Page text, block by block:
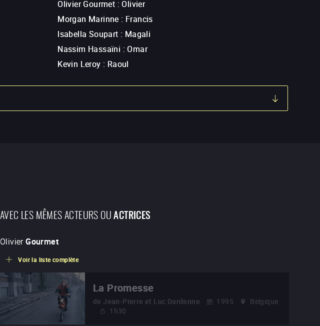
Olivier Gourmet :Olivier
Morgan Marinne : Francis
Isabella Soupart : Magali
Nassim Hassaïni :Omar
Kevin Leroy : Raoul
AVEC LES MÊMES ACTEURS OUACTRICES
Olivier Gourmet
Voir la liste complète
La Promesse
de Jean-Pierre et Luc Dardenne 1995
Belgique
1h30